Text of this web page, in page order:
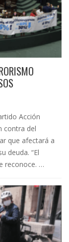
Acción
contra del
que afectará a
deuda. “El
reconoce. …